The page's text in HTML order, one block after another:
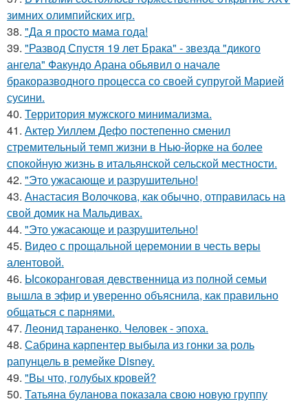
зимних олимпийских игр.
38. "Да я просто мама года!
39. "Развод Спустя 19 лет Брака" - звезда "дикого
ангела" Факундо Арана обьявил о начале
бракоразводного процесса со своей супругой Марией
сусини.
40. Территория мужского минимализма.
41. Актер Уиллем Дефо постепенно сменил
стремительный темп жизни в Нью-йорке на более
спокойную жизнь в итальянской сельской местности.
42. "Это ужасающе и разрушительно!
43. Анастасия Волочкова, как обычно, отправилась на
свой домик на Мальдивах.
44. "Это ужасающе и разрушительно!
45. Видео с прощальной церемонии в честь веры
алентовой.
46. Ысокоранговая девственница из полной семьи
вышла в эфир и уверенно объяснила, как правильно
общаться с парнями.
47. Леонид тараненко. Человек - эпоха.
48. Сабрина карпентер выбыла из гонки за роль
рапунцель в ремейке Disney.
49. "Вы что, голубых кровей?
50. Татьяна буланова показала свою новую группу